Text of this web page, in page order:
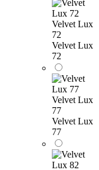
Velvet Lux
72
Velvet Lux
72
Velvet Lux
77
Velvet Lux
77